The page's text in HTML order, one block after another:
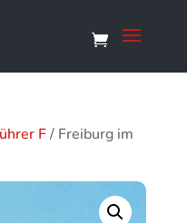
F/ Freiburg im